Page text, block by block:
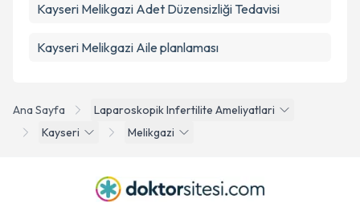
Ana Sayfa
Laparoskopik Infertilite Ameliyatlari
Kayseri
Melikgazi
Kayseri Melikgazi Adet Düzensizliği Tedavisi
Kayseri Melikgazi Aile planlaması